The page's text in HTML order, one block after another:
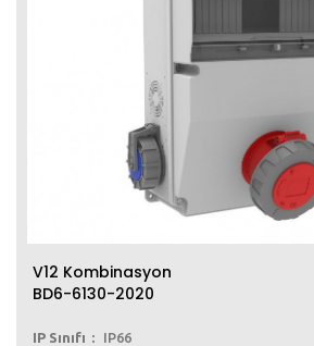
V12 Kombinasyon
BD6-6130-2020
IP Sınıfı
IP66